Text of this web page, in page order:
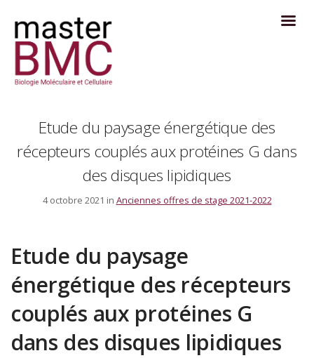
Etude du paysage énergétique des
récepteurs couplés aux protéines G dans
des disques lipidiques
4 octobre 2021 in Anciennes offres de stage 2021-2022
Etude du paysage
énergétique des récepteurs
couplés aux protéines G
dans des disques lipidiques